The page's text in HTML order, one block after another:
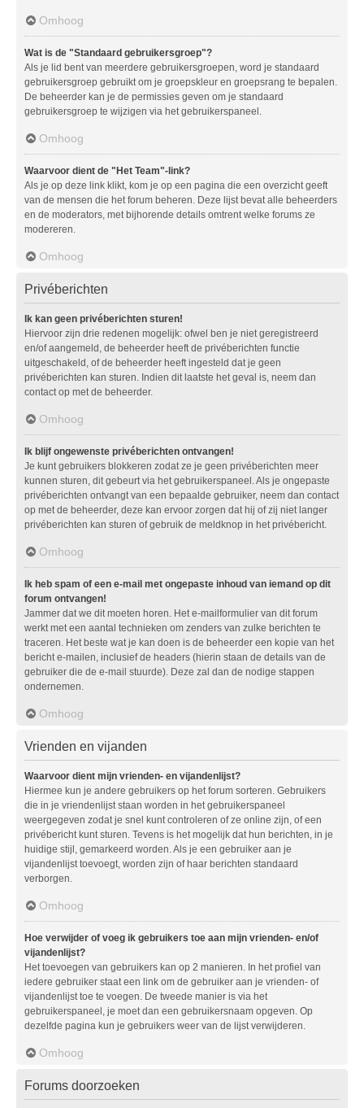
Omhoog
Wat is de "Standaard gebruikersgroep"?
Als je lid bent van meerdere gebruikersgroepen, word je standaard
gebruikersgroep gebruikt om je groepskleur en groepsrang te bepalen.
De beheerder kan je de permissies geven om je standaard
gebruikersgroep te wijzigen via het gebruikerspaneel.
Omhoog
Waarvoor dient de "Het Team"-link?
Als je op deze link klikt, kom je op een pagina die een overzicht geeft
van de mensen die het forum beheren. Deze lijst bevat alle beheerders
en de moderators, met bijhorende details omtrent welke forums ze
modereren.
Omhoog
Privéberichten
Ik kan geen privéberichten sturen!
Hiervoor zijn drie redenen mogelijk: ofwel ben je niet geregistreerd
en/of aangemeld, de beheerder heeft de privéberichten functie
uitgeschakeld, of de beheerder heeft ingesteld dat je geen
privéberichten kan sturen. Indien dit laatste het geval is, neem dan
contact op met de beheerder.
Omhoog
Ik blijf ongewenste privéberichten ontvangen!
Je kunt gebruikers blokkeren zodat ze je geen privéberichten meer
kunnen sturen, dit gebeurt via het gebruikerspaneel. Als je ongepaste
privéberichten ontvangt van een bepaalde gebruiker, neem dan contact
op met de beheerder, deze kan ervoor zorgen dat hij of zij niet langer
privéberichten kan sturen of gebruik de meldknop in het privébericht.
Omhoog
Ik heb spam of een e-mail met ongepaste inhoud van iemand op dit
forum ontvangen!
Jammer dat we dit moeten horen. Het e-mailformulier van dit forum
werkt met een aantal technieken om zenders van zulke berichten te
traceren. Het beste wat je kan doen is de beheerder een kopie van het
bericht e-mailen, inclusief de headers (hierin staan de details van de
gebruiker die de e-mail stuurde). Deze zal dan de nodige stappen
ondernemen.
Omhoog
Vrienden en vijanden
Waarvoor dient mijn vrienden- en vijandenlijst?
Hiermee kun je andere gebruikers op het forum sorteren. Gebruikers
die in je vriendenlijst staan worden in het gebruikerspaneel
weergegeven zodat je snel kunt controleren of ze online zijn, of een
privébericht kunt sturen. Tevens is het mogelijk dat hun berichten, in je
huidige stijl, gemarkeerd worden. Als je een gebruiker aan je
vijandenlijst toevoegt, worden zijn of haar berichten standaard
verborgen.
Omhoog
Hoe verwijder of voeg ik gebruikers toe aan mijn vrienden- en/of
vijandenlijst?
Het toevoegen van gebruikers kan op 2 manieren. In het profiel van
iedere gebruiker staat een link om de gebruiker aan je vrienden- of
vijandenlijst toe te voegen. De tweede manier is via het
gebruikerspaneel, je moet dan een gebruikersnaam opgeven. Op
dezelfde pagina kun je gebruikers weer van de lijst verwijderen.
Omhoog
Forums doorzoeken